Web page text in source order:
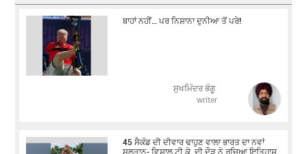
ਬਾਹਾਂ ਨਹੀਂ… ਪਰ ਨਿਸ਼ਾਨਾ ਦੁਨੀਆ ਤੋਂ ਪਰੇ!
ਸੁਖਮਿੰਦਰ ਭੰਗੂ
writer
45 ਸੈਕੰਡ ਦੀ ਦੀਵਾਰ ਢਾਹੁਣ ਵਾਲਾ ਭਾਰਤ ਦਾ ਨਵਾਂ
ਸੁਲਤਾਨ- ਵਿਸ਼ਾਲ ਟੀ.ਕੇ. ਦੀ ਦੌੜ ਨੇ ਰਚਿਆ ਇਤਿਹਾਸ